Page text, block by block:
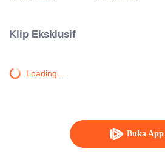
Buka App
Klip Eksklusif
Loading…